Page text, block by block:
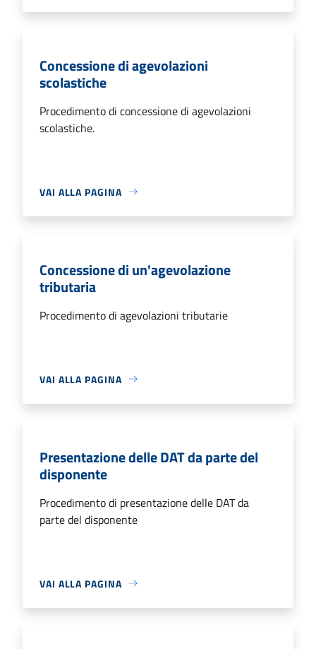
Concessione di agevolazioni
scolastiche
Procedimento di concessione di agevolazioni
scolastiche.
VAI ALLA PAGINA
Concessione di un'agevolazione
tributaria
Procedimento di agevolazioni tributarie
VAI ALLA PAGINA
Presentazione delle DAT da parte del
disponente
Procedimento di presentazione delle DAT da
parte del disponente
VAI ALLA PAGINA